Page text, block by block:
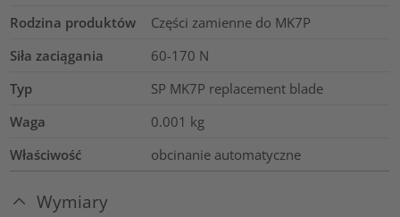
Rodzina produktów
Części zamienne do MK7P
Siła zaciągania
60-170 N
Typ
SP MK7P replacement blade
Waga
0.001 kg
Właściwość
obcinanie automatyczne
Wymiary